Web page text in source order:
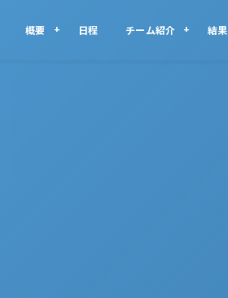
概要 日程 チーム紹介 結果